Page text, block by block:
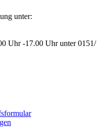
unter:
Uhr -17.00 Uhr unter 0151/